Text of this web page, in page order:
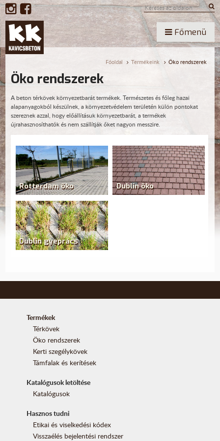
Főmenü
Főoldal Termékeink Öko rendszerek
Öko rendszerek
A beton térkövek környezetbarát termékek. Természetes és főleg hazai
alapanyagokból készülnek, a környezetvédelem területén külön pontokat
szereznek azzal, hogy előállításuk környezetbarát, a termékek
újrahasznosíthatók és nem szállítják őket nagyon messzire.
Rotterdam öko Dublin öko
Dublin gyeprács
Termékek
Térkövek
Öko rendszerek
Kerti szegélykövek
Támfalak és kerítések
Katalógusok letöltése
Katalógusok
Hasznos tudni
Etikai és viselkedési kódex
Visszaélés bejelentési rendszer